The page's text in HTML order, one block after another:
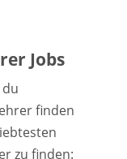
Jobs
finden
zu finden: